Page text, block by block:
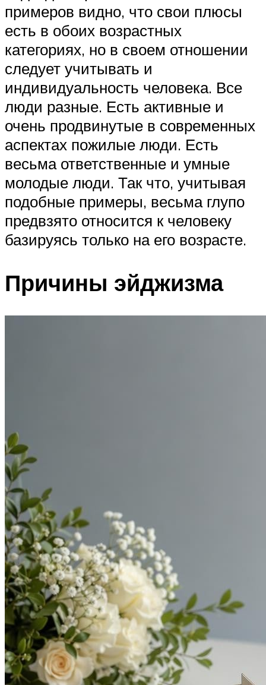
примеров видно, что свои плюсы
есть в обоих возрастных
категориях, но в своем отношении
следует учитывать и
индивидуальность человека. Все
люди разные. Есть активные и
очень продвинутые в современных
аспектах пожилые люди. Есть
весьма ответственные и умные
молодые люди. Так что, учитывая
подобные примеры, весьма глупо
предвзято относится к человеку
базируясь только на его возрасте.
Причины эйджизма